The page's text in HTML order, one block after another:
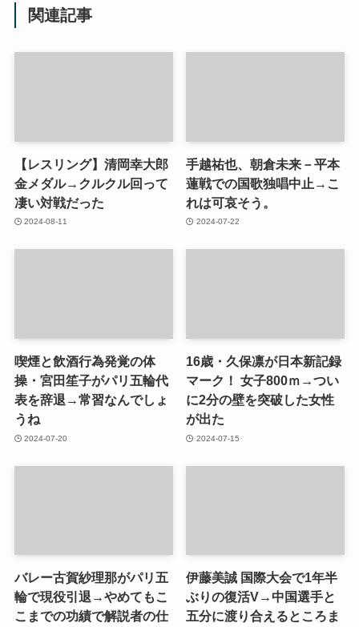
関連記事
【レスリング】清岡幸大郎
金メダル→クルクル回って
凄い対戦だった
2024-08-11
手越祐也、朝倉未来－平本
蓮戦での国歌独唱中止→こ
れは可哀そう。
2024-07-22
喫煙と飲酒行為発覚の体
操・宮田笙子がパリ五輪代
表を辞退→常習なんでしょ
うね
2024-07-20
16歳・久保凛が日本新記録
マーク！ 女子800ｍ→つい
に2分の壁を突破した女性
が出た
2024-07-15
バレー古賀紗理那がパリ五
輪で現役引退→やめてもこ
こまでの功績で解説者の仕
伊藤美誠 国際大会で1年半
ぶりの復活V→中国選手と
五分に渡り合えるところま